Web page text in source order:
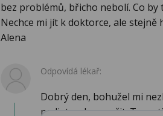
bez problémů, břicho nebolí. Co
Nechce mi jít k doktorce, ale
Alena
Odpovídá lékař:
Dobrý den, bohužel mi
pediatra doporučit. Teoreti...